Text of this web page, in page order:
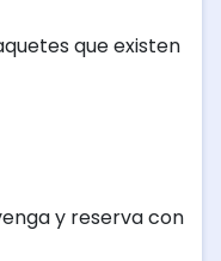
que existen
y reserva con